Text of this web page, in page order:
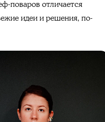
поваров отличается
идеи и решения, по-